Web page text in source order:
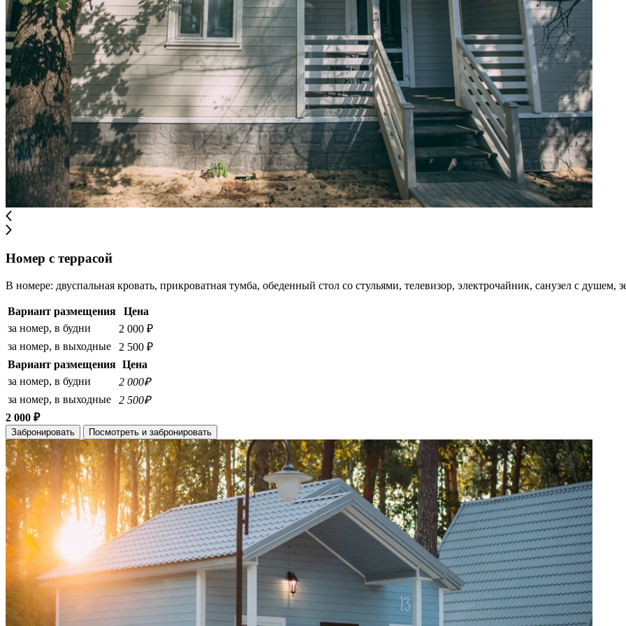
Номер с террасой
В номере: двуспальная кровать, прикроватная тумба, обеденный стол со стульями, телевизор, электрочайник, санузел с душем,
Вариант размещения
Цена
за номер, в будни
2 000 ₽
за номер, в выходные
2 500 ₽
Вариант размещения Цена
за номер, в будни
2 000₽
за номер, в выходные
2 500₽
2 000 ₽
Забронировать Посмотреть и забронировать